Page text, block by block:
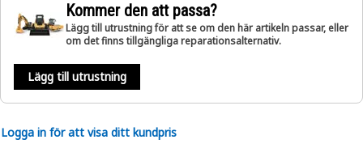
Kommer den att passa?
Lägg till utrustning för att se om den här artikeln passar, eller
om det finns tillgängliga reparationsalternativ.
Lägg till utrustning
Logga in för att visa ditt kundpris